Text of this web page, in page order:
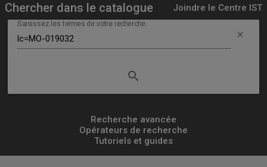
Chercher dans le catalogue Joindre le Centre IST
Saisissez les termes de votre recherche.
clear
searchLancer
recherche
simple
Recherche avancée
Opérateurs de recherche
Tutoriels et guides